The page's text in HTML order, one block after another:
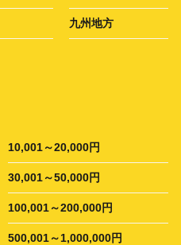
九州地方
10,001～20,000円
30,001～50,000円
100,001～200,000円
500,001～1,000,000円